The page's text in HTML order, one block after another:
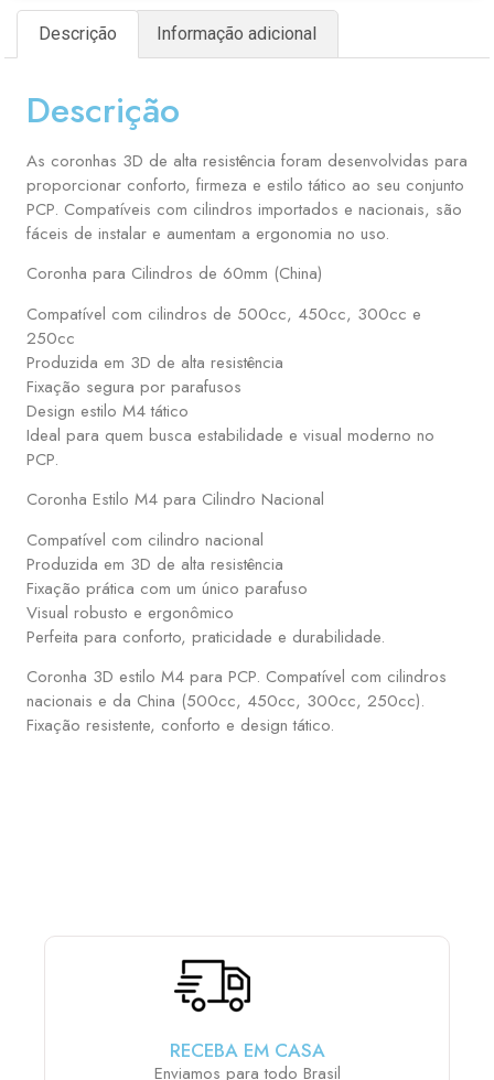
Descrição Informação adicional
Descrição
As coronhas 3D de alta resistência foram desenvolvidas para
proporcionar conforto, firmeza e estilo tático ao seu conjunto
PCP. Compatíveis com cilindros importados e nacionais, são
fáceis de instalar e aumentam a ergonomia no uso.
Coronha para Cilindros de 60mm (China)
Compatível com cilindros de 500cc, 450cc, 300cc e
250cc
Produzida em 3D de alta resistência
Fixação segura por parafusos
Design estilo M4 tático
Ideal para quem busca estabilidade e visual moderno no
PCP.
Coronha Estilo M4 para Cilindro Nacional
Compatível com cilindro nacional
Produzida em 3D de alta resistência
Fixação prática com um único parafuso
Visual robusto e ergonômico
Perfeita para conforto, praticidade e durabilidade.
Coronha 3D estilo M4 para PCP. Compatível com cilindros
nacionais e da China (500cc, 450cc, 300cc, 250cc).
Fixação resistente, conforto e design tático.
RECEBA EM CASA
Enviamos para todo Brasil